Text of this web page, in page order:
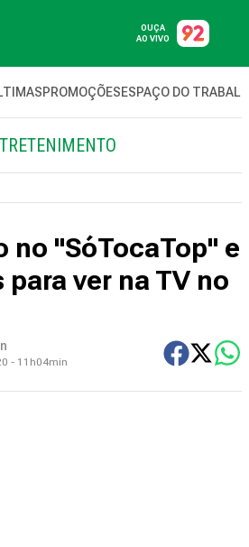
OUÇA
AO VIVO
PROMOÇÕESESPAÇO DO
no "SóTocaTop" e
ver na TV no
- 11h04min